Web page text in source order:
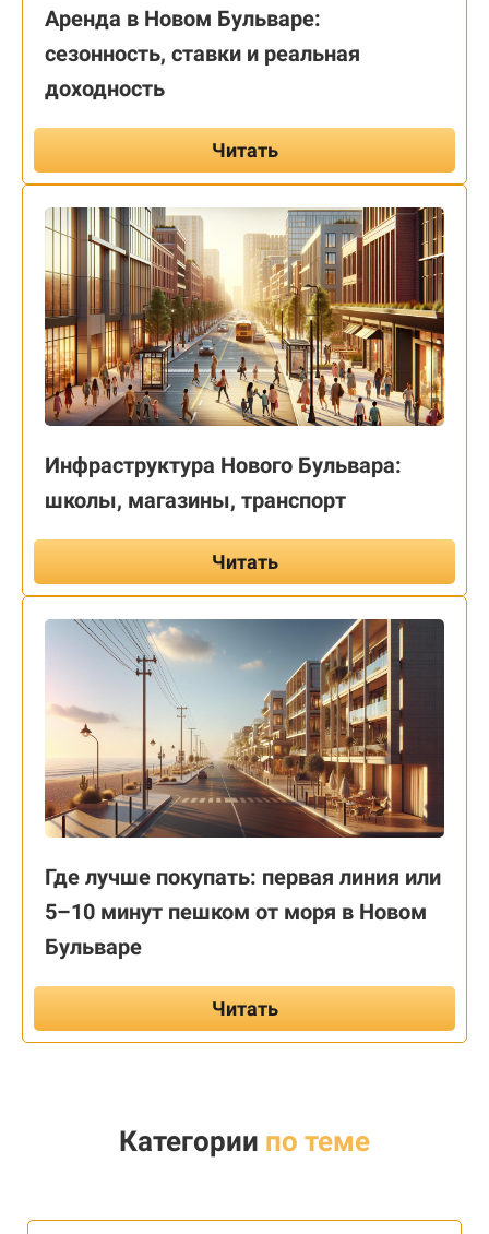
Аренда в Новом Бульваре:
сезонность, ставки и реальная
доходность
Читать
Инфраструктура Нового Бульвара:
школы, магазины, транспорт
Читать
Где лучше покупать: первая линия или
5–10 минут пешком от моря в Новом
Бульваре
Читать
Категории по теме